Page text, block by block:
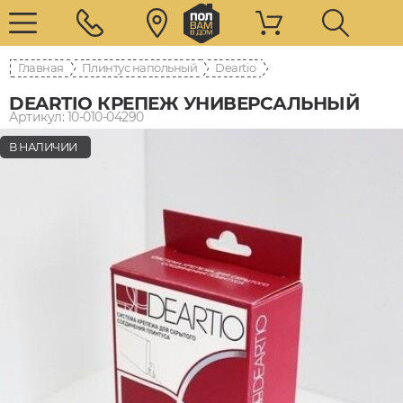
Главная Плинтус напольный Deartio
DEARTIO КРЕПЕЖ УНИВЕРСАЛЬНЫЙ
Артикул: 10-010-04290
В НАЛИЧИИ